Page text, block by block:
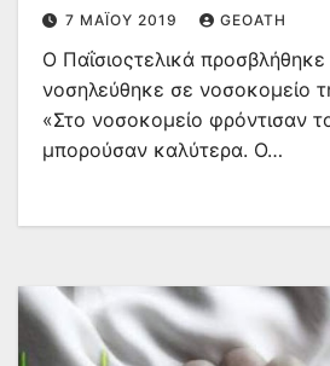
7 ΜΑΪ́ΟΥ 2019 GEOATH
Ο Παΐσιοςτελικά
νοσηλεύθηκε σε νοσοκομείο
«Στο νοσοκομείο φρόντισαν
μπορούσαν καλύτερα. Ο…